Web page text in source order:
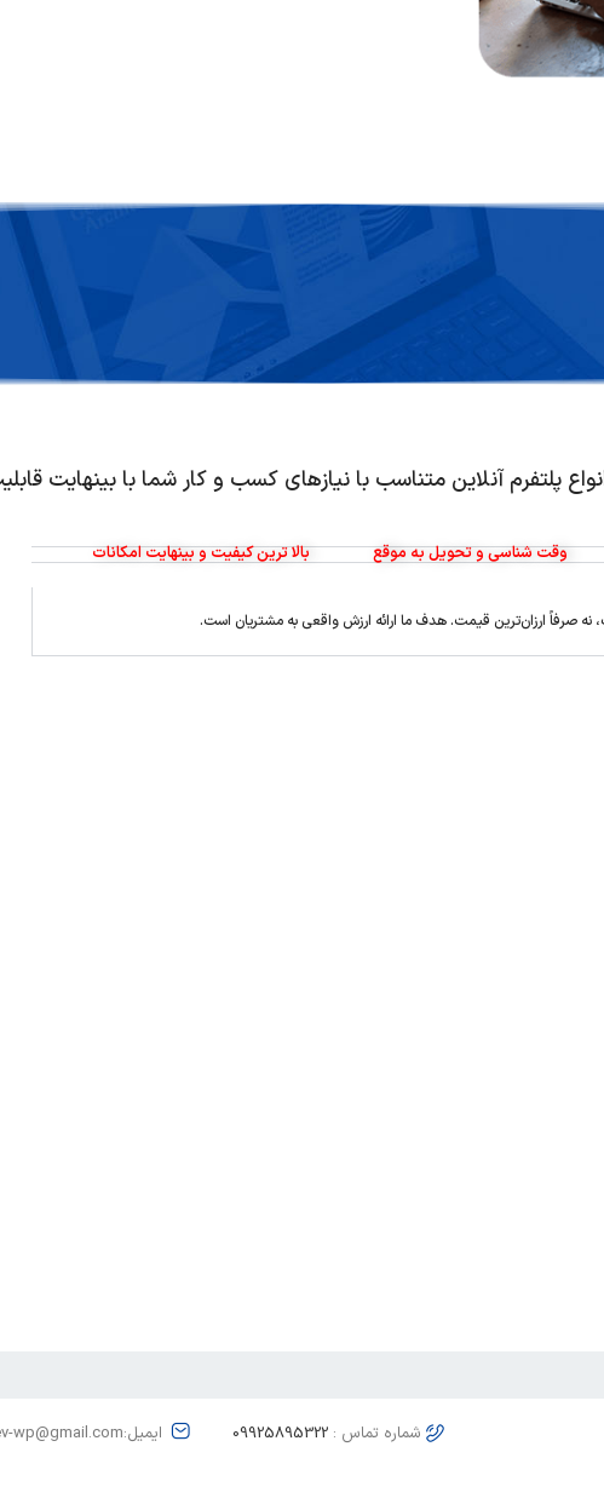
پلتفرم آنلاین متناسب با نیازهای کسب و کار شما با بینهایت
وقت شناسی و تحویل به موقع بالا ترین کیفیت و بینهایت امکانات
نه صرفاً ارزان‌ترین قیمت. هدف ما ارائه ارزش واقعی به مشتریان است.
شماره تماس :09925895322 ایمیل:dev-wp@gmail.com